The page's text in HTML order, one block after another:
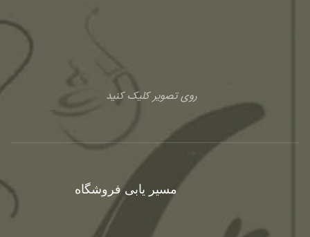
روی تصویر کلیک کنید
مسیر یابی فروشگاه